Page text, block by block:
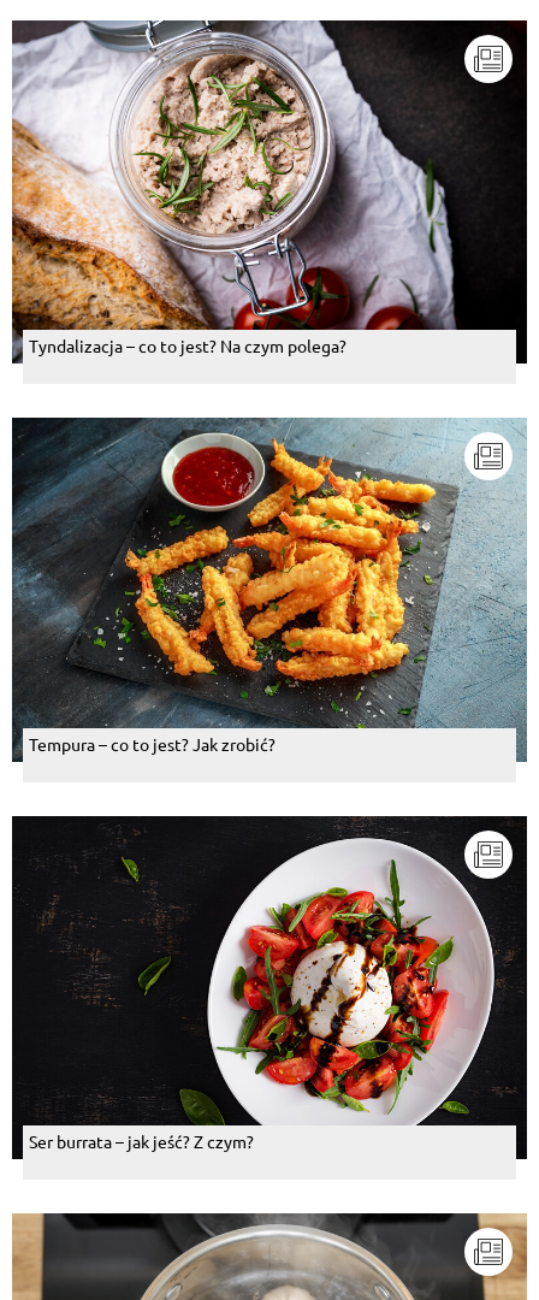
Tyndalizacja – co to jest? Na czym polega?
Tempura – co to jest? Jak zrobić?
Ser burrata – jak jeść? Z czym?